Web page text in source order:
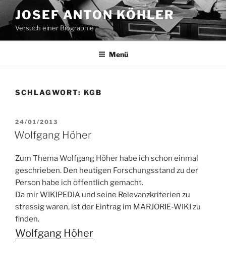
Inhalt
springen
JOSEF ANTON KÖHLER
Versuch einer Biographie
Menü
SCHLAGWORT: KGB
VERÖFFENTLICHT
AM
24/01/2013
Wolfgang Höher
Zum Thema Wolfgang Höher habe ich schon einmal
geschrieben. Den heutigen Forschungsstand zu der
Person habe ich öffentlich gemacht.
Da mir WIKIPEDIA und seine Relevanzkriterien zu
stressig waren, ist der Eintrag im MARJORIE-WIKI zu
finden.
Wolfgang Höher